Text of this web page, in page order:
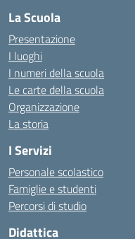
La Scuola
Presentazione
I luoghi
I numeri della scuola
Le carte della scuola
Organizzazione
La storia
I Servizi
Personale scolastico
Famiglie e studenti
Percorsi di studio
Didattica